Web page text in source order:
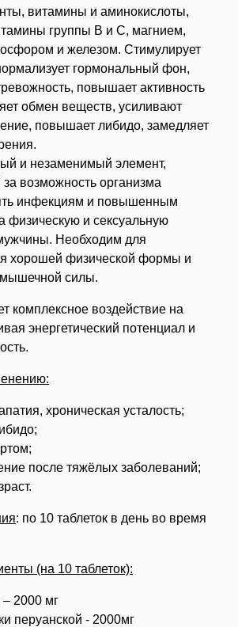
витамины и аминокислоты,
группы В и С, магнием,
и железом. Стимулирует
гормональный фон,
повышает активность
обмен веществ, усиливают
повышает либидо, замедляет
и незаменимый элемент,
возможность организма
инфекциям и повышенным
физическую и сексуальную
Необходим для
хорошей физической формы и
силы.
комплексное воздействие на
энергетический потенциал и
хроническая усталость;
после тяжёлых заболеваний;
: по 10 таблеток в день во время
(на 10 таблеток):
– 2000 мг
перуанской - 2000мг